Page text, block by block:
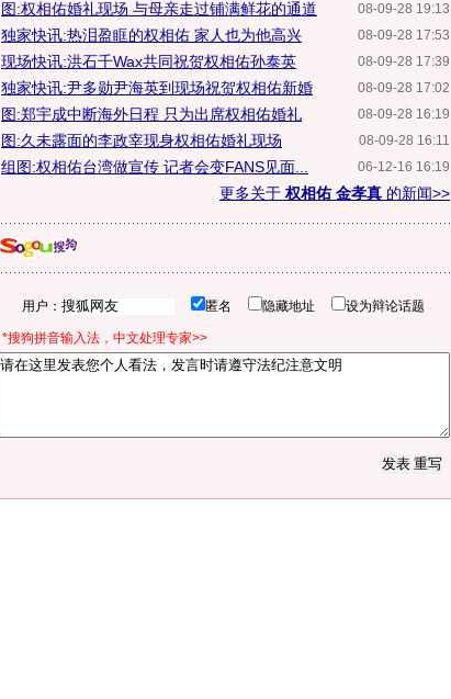
08-09-28 19:13
图:权相佑婚礼现场 与母亲走过铺满鲜花的通道
08-09-28 17:53
独家快讯:热泪盈眶的权相佑 家人也为他高兴
08-09-28 17:39
现场快讯:洪石千Wax共同祝贺权相佑孙泰英
08-09-28 17:02
独家快讯:尹多勋尹海英到现场祝贺权相佑新婚
08-09-28 16:19
图:郑宇成中断海外日程 只为出席权相佑婚礼
08-09-28 16:11
图:久未露面的李政宰现身权相佑婚礼现场
06-12-16 16:19
组图:权相佑台湾做宣传 记者会变FANS见面...
更多关于 权相佑 金孝真 的新闻>>
用户： 匿名 隐藏地址 设为辩论话题
*搜狗拼音输入法，中文处理专家>>